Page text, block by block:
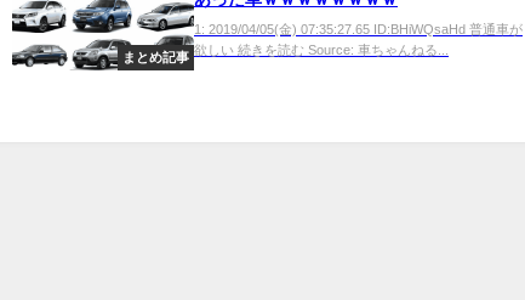
まとめ記事
1: 2019/04/05(金) 07:35:27.65 ID:BHiWQsaHd 普通車が
欲しい 続きを読む Source: 車ちゃんねる...